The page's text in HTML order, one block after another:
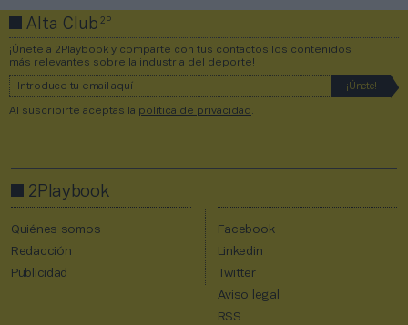
Alta Club2P
¡Únete a 2Playbook y comparte con tus contactos los contenidos
más relevantes sobre la industria del deporte!
Al suscribirte aceptas la política de privacidad .
2Playbook
Quiénes somos
Redacción
Publicidad
Facebook
Linkedin
Twitter
Aviso legal
RSS